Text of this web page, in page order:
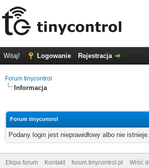
Witaj! Logowanie Rejestracja
Forum tinycontrol
Informacja
Forum tinycontrol
Podany login jest nieprawidłowy albo nie istnieje.
Ekipa forum Kontakt forum.tinycontrol.pl Wróć